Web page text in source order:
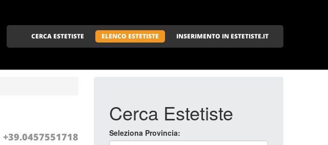
CERCA ESTETISTE ELENCO ESTETISTE INSERIMENTO IN ESTETISTE.IT
+39.0457551718
Cerca Estetiste
Seleziona Provincia: